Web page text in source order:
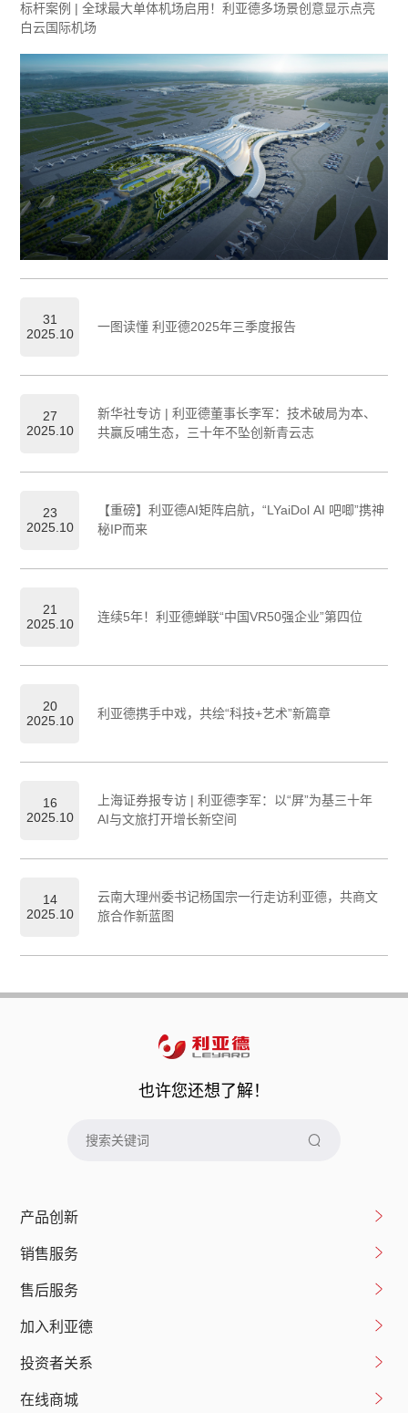
标杆案例 | 全球最大单体机场启用！利亚德多场景创意显示点亮
白云国际机场
31
2025.10
一图读懂 利亚德2025年三季度报告
27
2025.10
新华社专访 | 利亚德董事长李军：技术破局为本、
共赢反哺生态，三十年不坠创新青云志
23
2025.10
【重磅】利亚德AI矩阵启航，“LYaiDol AI 吧唧”携神
秘IP而来
21
2025.10
连续5年！利亚德蝉联“中国VR50强企业”第四位
20
2025.10
利亚德携手中戏，共绘“科技+艺术”新篇章
16
2025.10
上海证券报专访 | 利亚德李军：以“屏”为基三十年
AI与文旅打开增长新空间
14
2025.10
云南大理州委书记杨国宗一行走访利亚德，共商文
旅合作新蓝图
也许您还想了解！
产品创新
销售服务
售后服务
加入利亚德
投资者关系
在线商城